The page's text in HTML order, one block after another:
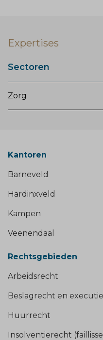
Expertises
Sectoren
Zorg
Kantoren
Barneveld
Hardinxveld
Kampen
Veenendaal
Rechtsgebieden
Arbeidsrecht
Beslagrecht en
Huurrecht
Insolventierecht